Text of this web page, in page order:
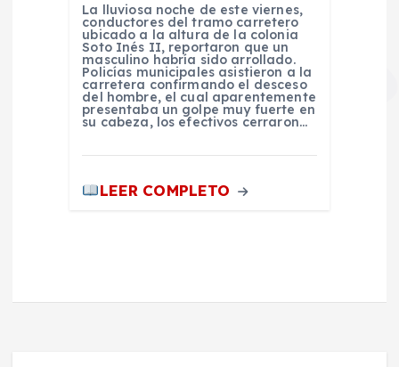
La lluviosa noche de este viernes,
conductores del tramo carretero
ubicado a la altura de la colonia
Soto Inés II, reportaron que un
masculino habría sido arrollado.
Policías municipales asistieron a la
carretera confirmando el desceso
del hombre, el cual aparentemente
presentaba un golpe muy fuerte en
su cabeza, los efectivos cerraron…
LEER COMPLETO